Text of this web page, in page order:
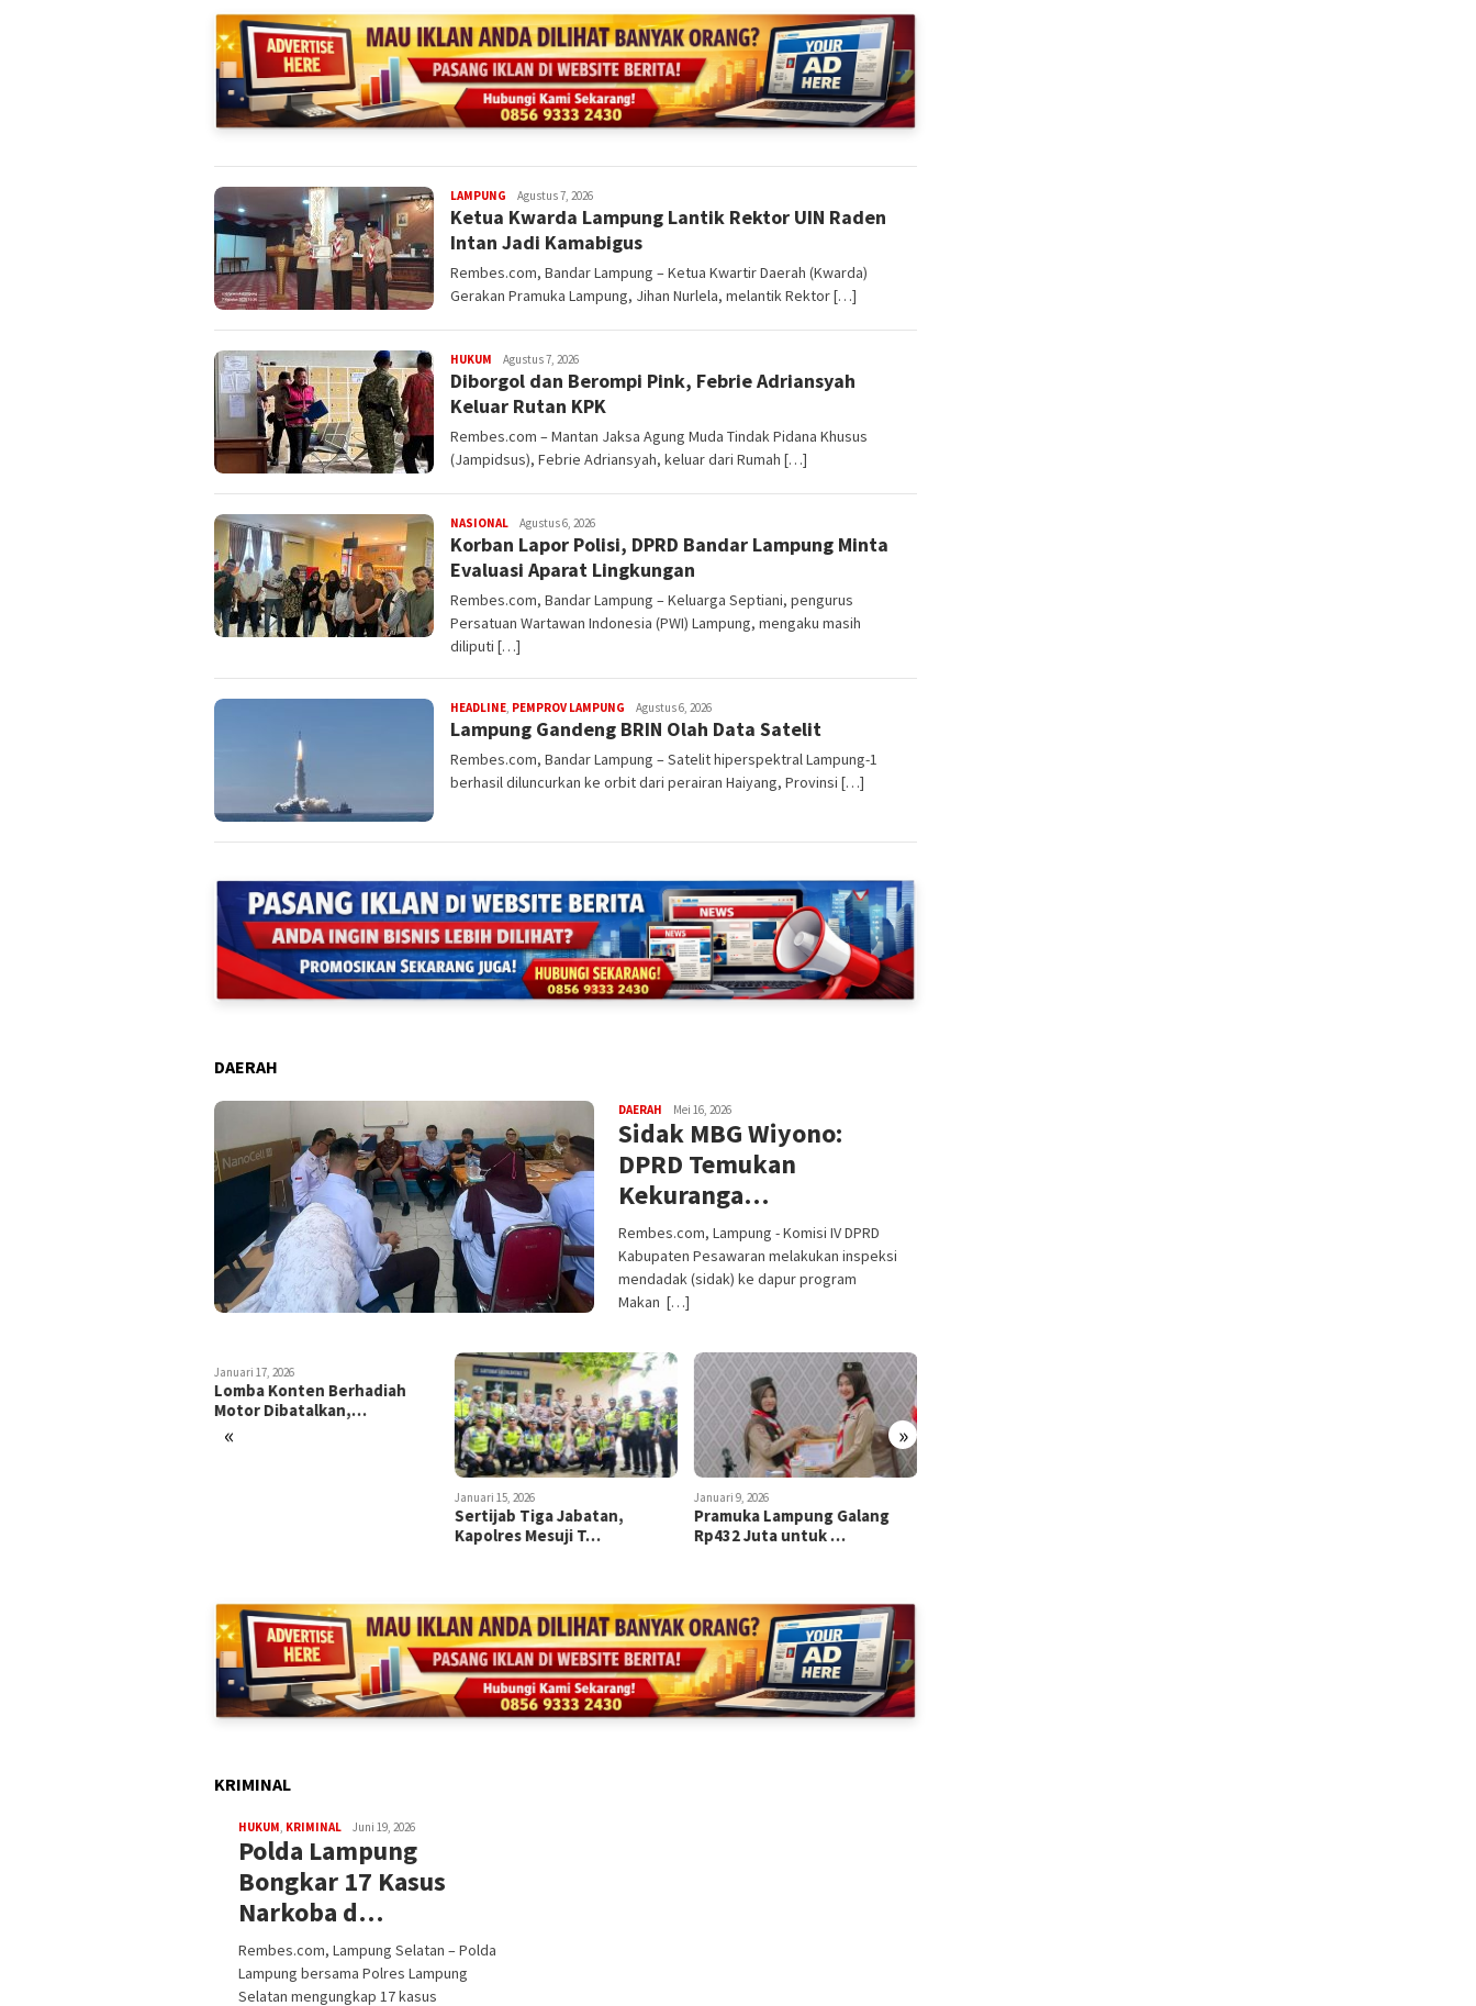
LAMPUNG redaksi
rembes
Agustus 7, 2026
Ketua Kwarda Lampung Lantik Rektor UIN Raden
Intan Jadi Kamabigus
Rembes.com, Bandar Lampung – Ketua Kwartir Daerah (Kwarda)
Gerakan Pramuka Lampung, Jihan Nurlela, melantik Rektor […]
HUKUM redaksi
rembes
Agustus 7, 2026
Diborgol dan Berompi Pink, Febrie Adriansyah
Keluar Rutan KPK
Rembes.com – Mantan Jaksa Agung Muda Tindak Pidana Khusus
(Jampidsus), Febrie Adriansyah, keluar dari Rumah […]
NASIONALredaksi
rembes
Agustus 6, 2026
Korban Lapor Polisi, DPRD Bandar Lampung Minta
Evaluasi Aparat Lingkungan
Rembes.com, Bandar Lampung – Keluarga Septiani, pengurus
Persatuan Wartawan Indonesia (PWI) Lampung, mengaku masih
diliputi […]
HEADLINE, PEMPROV LAMPUNG redaksi
rembes
Agustus 6, 2026
Lampung Gandeng BRIN Olah Data Satelit
Rembes.com, Bandar Lampung – Satelit hiperspektral Lampung-1
berhasil diluncurkan ke orbit dari perairan Haiyang, Provinsi […]
DAERAH
DAERAH Mei 16, 2026
Sidak MBG Wiyono:
DPRD Temukan
Kekuranga…
Rembes.com, Lampung - Komisi IV DPRD
Kabupaten Pesawaran melakukan inspeksi
mendadak (sidak) ke dapur program
Makan […]
« »
Januari 17, 2026
Lomba Konten Berhadiah
Motor Dibatalkan,…
Januari 15, 2026
Sertijab Tiga Jabatan,
Kapolres Mesuji T…
Januari 9, 2026
Pramuka Lampung Galang
Rp432 Juta untuk …
KRIMINAL
HUKUM, KRIMINAL Juni 19, 2026
Polda Lampung
Bongkar 17 Kasus
Narkoba d…
Rembes.com, Lampung Selatan – Polda
Lampung bersama Polres Lampung
Selatan mengungkap 17 kasus